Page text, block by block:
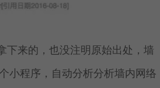
下来的，也没注明原始出处，墙
小程序，自动分析分析墙内网络